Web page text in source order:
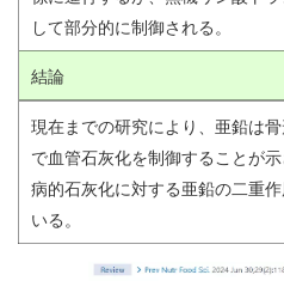
して部分的に制御される。
結論
現在までの研究により、亜鉛は
で血管石灰化を制御することが
病的石灰化に対する亜鉛の二重
いる。